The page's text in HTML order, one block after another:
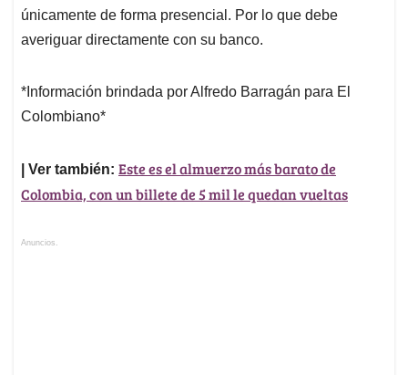
únicamente de forma presencial. Por lo que debe
averiguar directamente con su banco.
*Información brindada por Alfredo Barragán para El
Colombiano*
| Ver también: Este es el almuerzo más barato de
Colombia, con un billete de 5 mil le quedan vueltas
Anuncios.